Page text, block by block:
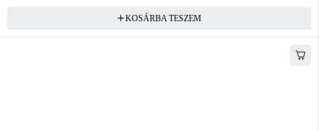
KOSÁRBA TESZEM